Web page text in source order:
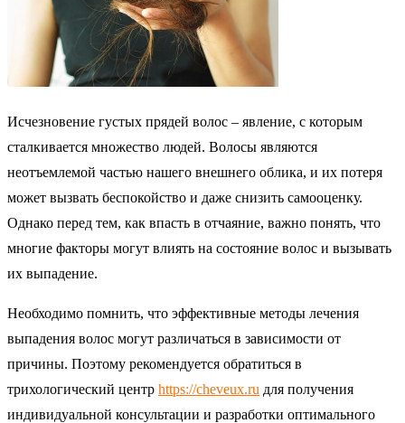
Исчезновение густых прядей волос – явление, с которым
сталкивается множество людей. Волосы являются
неотъемлемой частью нашего внешнего облика, и их потеря
может вызвать беспокойство и даже снизить самооценку.
Однако перед тем, как впасть в отчаяние, важно понять, что
многие факторы могут влиять на состояние волос и вызывать
их выпадение.
Необходимо помнить, что эффективные методы лечения
выпадения волос могут различаться в зависимости от
причины. Поэтому рекомендуется обратиться в
трихологический центр https://cheveux.ru для получения
индивидуальной консультации и разработки оптимального